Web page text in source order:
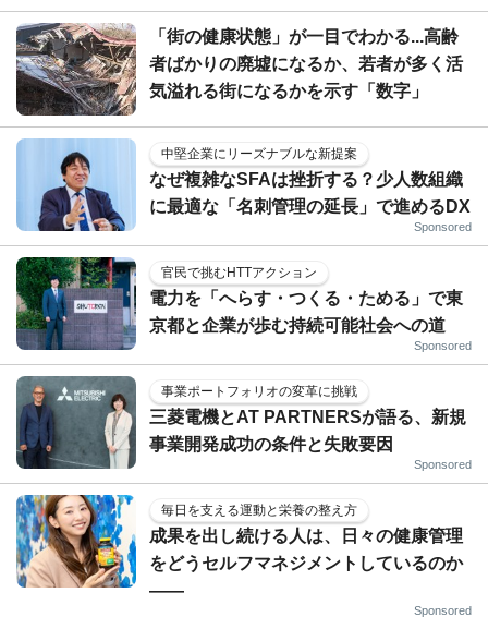
「街の健康状態」が一目でわかる...高齢
者ばかりの廃墟になるか、若者が多く活
気溢れる街になるかを示す「数字」
中堅企業にリーズナブルな新提案
なぜ複雑なSFAは挫折する？少人数組織
に最適な「名刺管理の延長」で進めるDX
Sponsored
官民で挑むHTTアクション
電力を「へらす・つくる・ためる」で東
京都と企業が歩む持続可能社会への道
Sponsored
事業ポートフォリオの変革に挑戦
三菱電機とAT PARTNERSが語る、新規
事業開発成功の条件と失敗要因
Sponsored
毎日を支える運動と栄養の整え方
成果を出し続ける人は、日々の健康管理
をどうセルフマネジメントしているのか
——
Sponsored